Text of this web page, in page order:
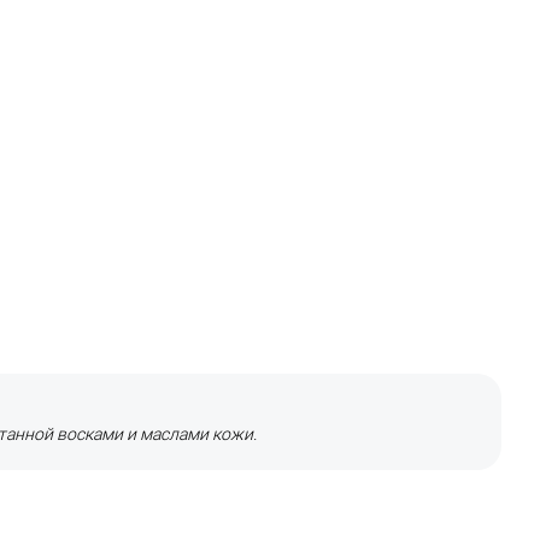
восками и маслами кожи.